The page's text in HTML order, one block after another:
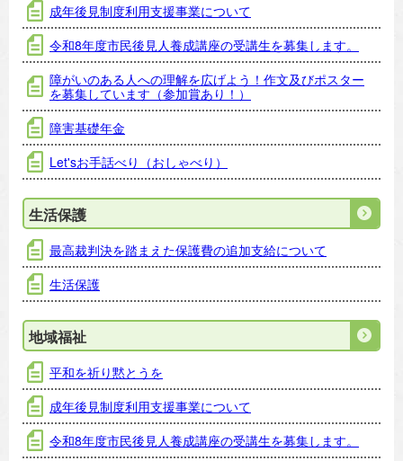
成年後見制度利用支援事業について
令和8年度市民後見人養成講座の受講生を募集します。
障がいのある人への理解を広げよう！作文及びポスター
を募集しています（参加賞あり！）
障害基礎年金
Let'sお手話べり（おしゃべり）
生活保護
最高裁判決を踏まえた保護費の追加支給について
生活保護
地域福祉
平和を祈り黙とうを
成年後見制度利用支援事業について
令和8年度市民後見人養成講座の受講生を募集します。